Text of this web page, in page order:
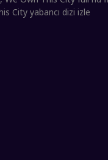
City yabancı dizi izle